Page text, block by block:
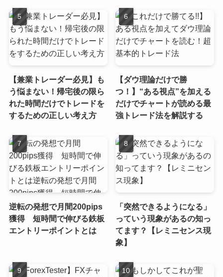
【兼業トレーダー必見】も
う悩まない！帰宅後の限ら
れた時間だけでトレードを
するための正しい考え方
【ダウ理論だけで勝
つ！】“ある視点”を加える
だけでチャートが読める最
強トレード法を解説する
逆転の発想で月間200pips
獲得 短時間で伸びる鉄板
エントリーポイントとは
「突然できるようになる」
っていう現象があるの知っ
てます？【レミニセンス現
象】